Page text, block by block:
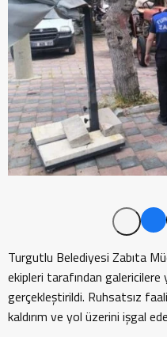
Turgutlu Belediyesi Zabıta
ekipleri tarafından
gerçekleştirildi. Ruhsatsız
kaldırım ve yol üzerini işgal